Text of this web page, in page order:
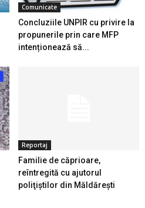
Comunicate
Concluziile UNPIR cu privire la
propunerile prin care MFP
intenționează să...
Reportaj
Familie de căprioare,
reîntregită cu ajutorul
poliţiştilor din Măldăreşti